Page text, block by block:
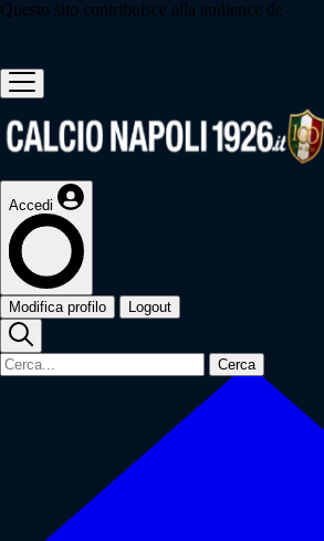
Questo sito contribuisce alla audience de
Accedi
Modifica profilo Logout
Cerca